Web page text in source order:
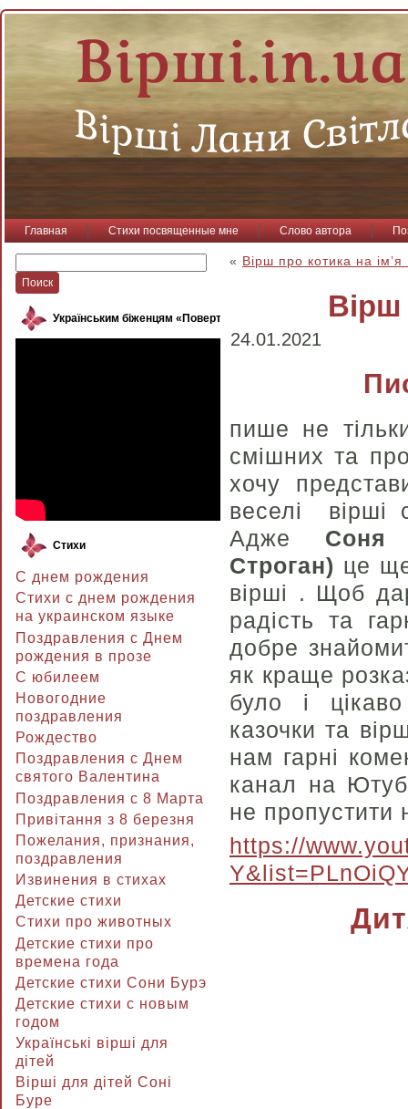
Главная Стихи посвященные мне Слово автора
Українським біженцям «Повертайся, пташко»
Стихи
С днем рождения
Стихи с днем рождения
на украинском языке
Поздравления с Днем
рождения в прозе
C юбилеем
Новогодние
поздравления
Рождество
Поздравления с Днем
святого Валентина
Поздравления с 8 Марта
Привітання з 8 березня
Пожелания, признания,
поздравления
Извинения в стихах
Детские стихи
Стихи про животных
Детские стихи про
времена года
Детские стихи Сони Бурэ
Детские стихи с новым
годом
Українські вірші для
дітей
Вірші для дітей Соні
Буре
« Вірш про котика на
Вірш
24.01.2021
пише не
смішних та
хочу
веселі вірші
Адже Соня
Строган) це
вірші . Щоб
радість та
добре
як краще
було і
казочки та
нам гарні
канал на
не пропустити
https://